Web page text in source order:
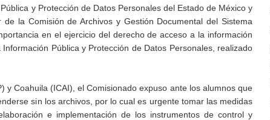
y Protección de Datos Personales del Estado de México y
la Comisión de Archivos y Gestión Documental del Sistema
en el ejercicio del derecho de acceso a la información
Pública y Protección de Datos Personales, realizado
Coahuila (ICAI), el Comisionado expuso ante los alumnos que
sin los archivos, por lo cual es urgente tomar las medidas
e implementación de los instrumentos de control y